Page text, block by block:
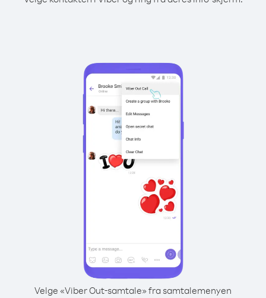
Velge «Viber Out-samtale» fra samtalemenyen